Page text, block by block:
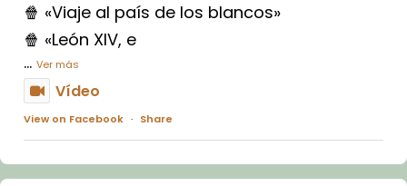
🍿 «Viaje al país de los blancos»
🍿 «León XIV, e
... Ver más
Vídeo
View on Facebook · Share
Arquebisbat de Barcelona